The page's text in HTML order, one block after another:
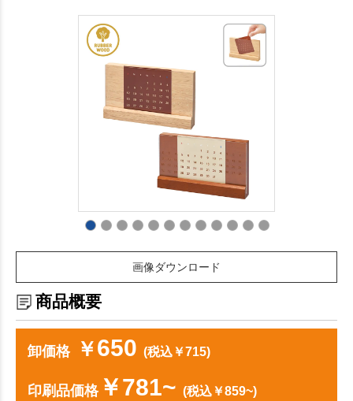
画像ダウンロード
商品概要
卸価格 ￥650 (税込￥715)
印刷品価格￥781~ (税込￥859~)